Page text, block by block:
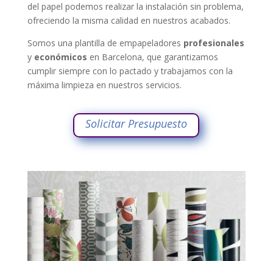
del papel podemos realizar la instalación sin problema,
ofreciendo la misma calidad en nuestros acabados.
Somos una plantilla de empapeladores profesionales
y económicos en Barcelona, que garantizamos
cumplir siempre con lo pactado y trabajamos con la
máxima limpieza en nuestros servicios.
Solicitar Presupuesto